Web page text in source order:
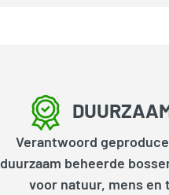
Verantwoord
duurzaam beheerde
voor natuur, mens en